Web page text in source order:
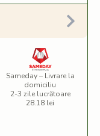
Sameday – Livrare la
domiciliu
2-3 zile lucrătoare
28.18 lei